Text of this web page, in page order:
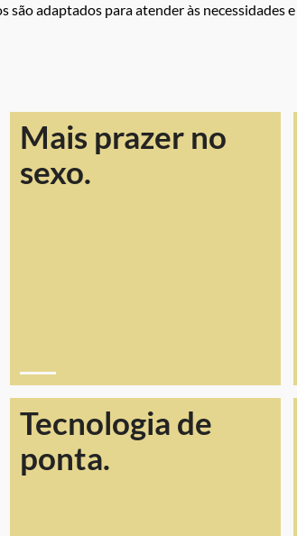
são adaptados para atender às necessidades
Mais prazer no
sexo.
Tecnologia de
ponta.